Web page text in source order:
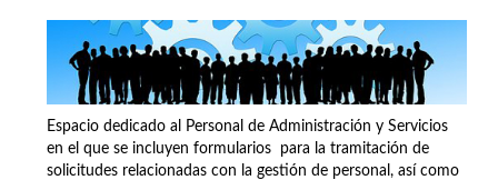
Espacio dedicado al Personal de Administración y Servicios
en el que se incluyen formularios para la tramitación de
solicitudes relacionadas con la gestión de personal, así como